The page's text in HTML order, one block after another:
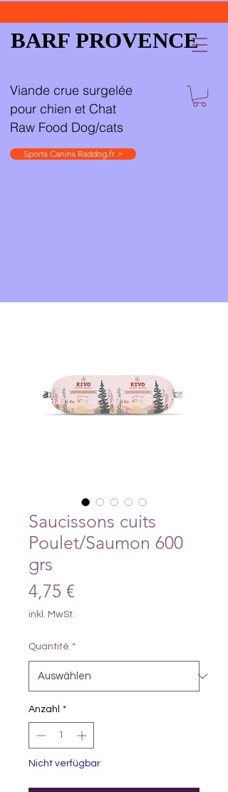
BARF PROVENCE
Viande crue surgelée
pour chien et Chat
Raw Food Dog/cats
Sports Canins Raddog.fr >
Saucissons cuits
Poulet/Saumon 600
grs
4,75 €
inkl. MwSt.
Quantité *
Anzahl *
Nicht verfügbar